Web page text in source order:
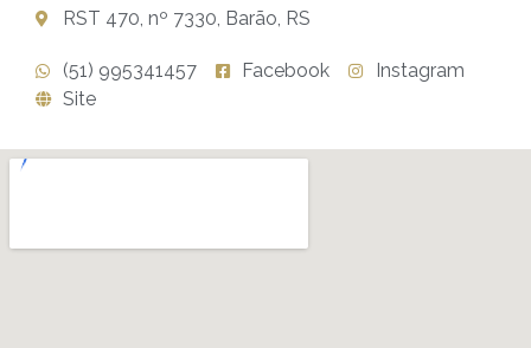
RST 470, nº 7330, Barão, RS
(51) 995341457 Facebook
Instagram
Site